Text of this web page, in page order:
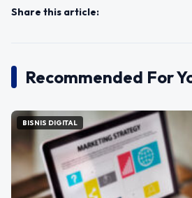
Share this article:
Recommended For
BISNIS DIGITAL